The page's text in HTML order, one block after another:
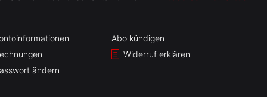
ändern
Abo kündigen
Widerruf erklären